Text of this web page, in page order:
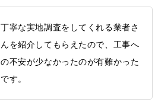
丁寧な実地調査をしてくれる業者さ
んを紹介してもらえたので、工事へ
の不安が少なかったのが有難かった
です。